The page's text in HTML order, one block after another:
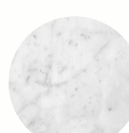
Возрождение